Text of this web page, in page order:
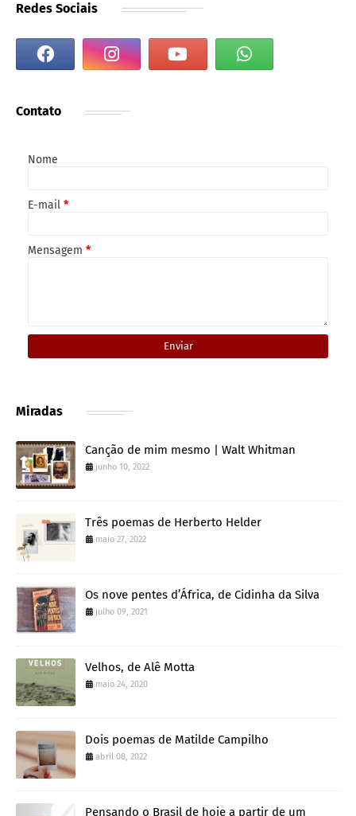
Redes Sociais
Contato
Nome
E-mail *
Mensagem *
Miradas
Canção de mim mesmo | Walt Whitman
junho 10, 2022
Três poemas de Herberto Helder
maio 27, 2022
Os nove pentes d’África, de Cidinha da Silva
julho 09, 2021
Velhos, de Alê Motta
maio 24, 2020
Dois poemas de Matilde Campilho
abril 08, 2022
Pensando o Brasil de hoje a partir de um